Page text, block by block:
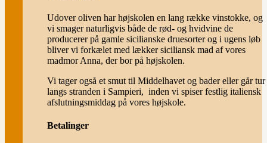
Udover oliven har højskolen en lang række vinstokke, og
vi smager naturligvis både de rød- og hvidvine de
producerer på gamle sicilianske druesorter og i ugens løb
bliver vi forkælet med lækker siciliansk mad af vores
madmor Anna, der bor på højskolen.
Vi tager også et smut til Middelhavet og bader eller går tur
langs stranden i Sampieri, inden vi spiser festlig italiensk
afslutningsmiddag på vores højskole.
Betalinger